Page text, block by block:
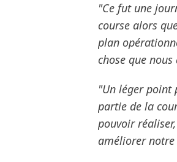
"Ce fut une
course alors
plan
chose que
"Un léger point
partie de la
pouvoir
améliorer notre